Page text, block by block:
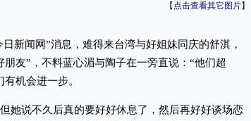
【点击查看其它图片】
闻网”消息，难得来台湾与好姐妹同庆的舒淇，
友”，不料蓝心湄与陶子在一旁直说：“他们超
机会进一步。
说不久后真的要好好休息了，然后再好好谈场恋